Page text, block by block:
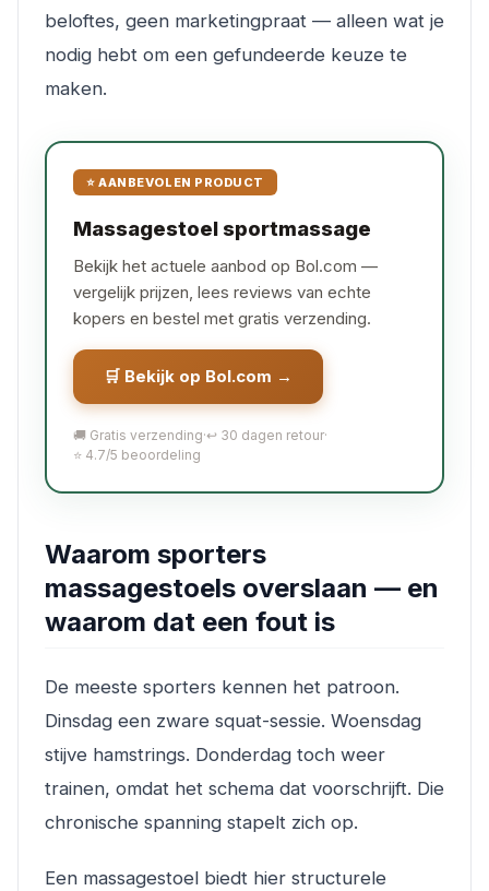
beloftes, geen marketingpraat — alleen wat je
nodig hebt om een gefundeerde keuze te
maken.
⭐ AANBEVOLEN PRODUCT
Massagestoel sportmassage
Bekijk het actuele aanbod op Bol.com —
vergelijk prijzen, lees reviews van echte
kopers en bestel met gratis verzending.
🛒 Bekijk op Bol.com →
🚚 Gratis verzending·↩️ 30 dagen retour·
⭐ 4.7/5 beoordeling
Waarom sporters
massagestoels overslaan — en
waarom dat een fout is
De meeste sporters kennen het patroon.
Dinsdag een zware squat-sessie. Woensdag
stijve hamstrings. Donderdag toch weer
trainen, omdat het schema dat voorschrijft. Die
chronische spanning stapelt zich op.
Een massagestoel biedt hier structurele